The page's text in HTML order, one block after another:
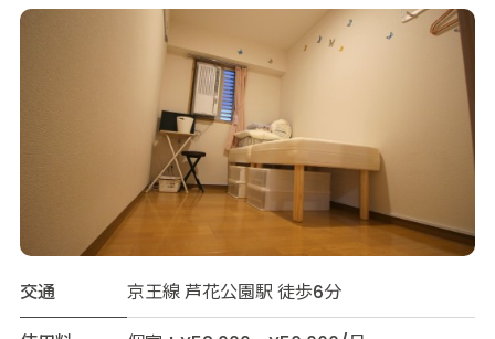
交通
京王線 芦花公園駅 徒歩6分